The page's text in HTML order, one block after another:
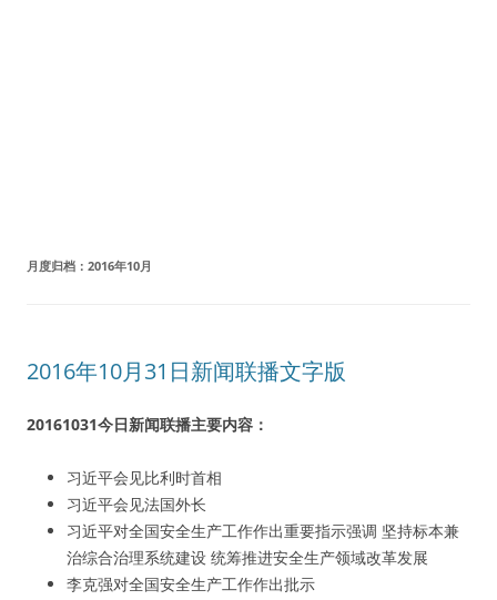
月度归档： 2016年10月
2016年10月31日新闻联播文字版
20161031今日新闻联播主要内容：
习近平会见比利时首相
习近平会见法国外长
习近平对全国安全生产工作作出重要指示强调 坚持标本兼
治综合治理系统建设 统筹推进安全生产领域改革发展
李克强对全国安全生产工作作出批示